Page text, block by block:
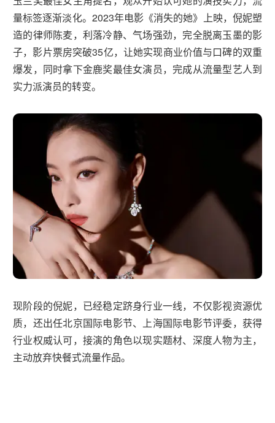
量标签逐渐淡化。2023年电影《消失的她》上映，倪妮塑
造的律师陈麦，利落冷静、气场强劲，完全脱离玉墨的影
子，影片票房突破35亿，让她实现商业价值与口碑的双重
爆发，同时拿下金鹿奖最佳女演员，完成从流量型艺人到
实力派演员的转变。
现阶段的倪妮，已经稳定跻身行业一线，不仅影视资源优
质，还出任北京国际电影节、上海国际电影节评委，获得
行业权威认可，接演的角色以现实题材、深度人物为主，
主动放弃快餐式流量作品。